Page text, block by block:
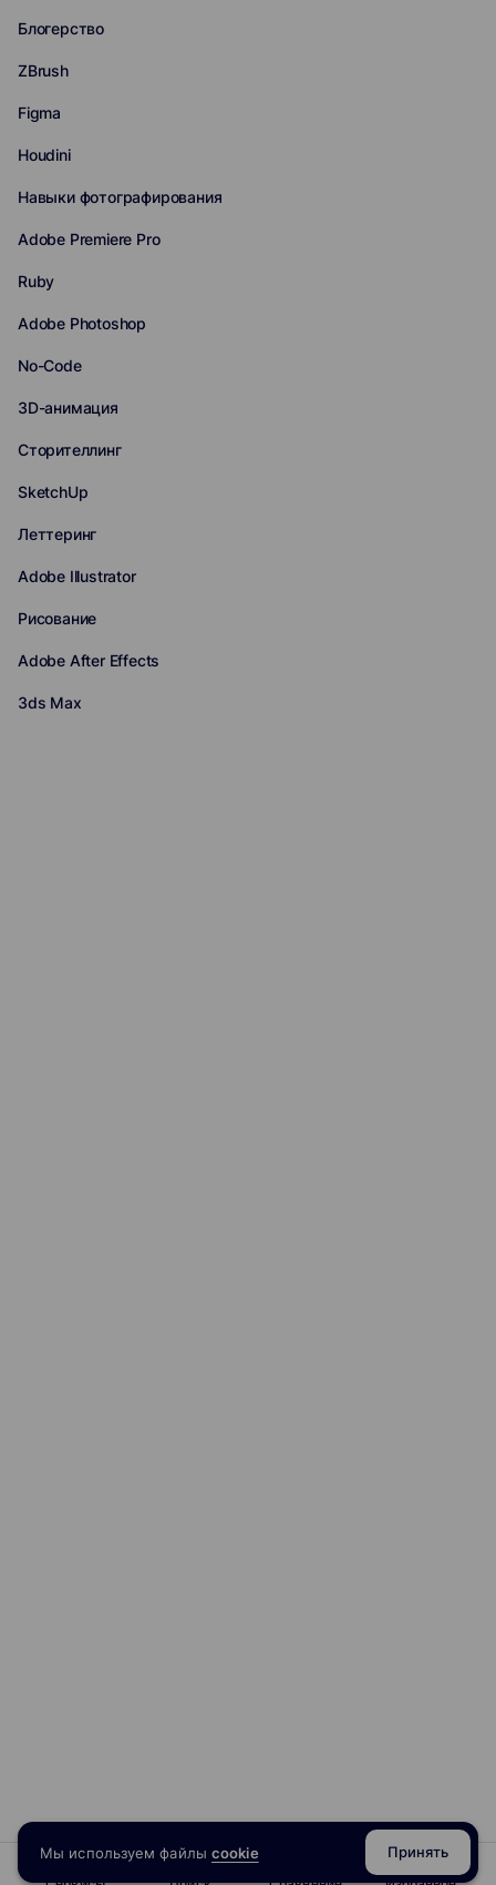
Блогерство
ZBrush
Figma
Houdini
Навыки фотографирования
Adobe Premiere Pro
Ruby
Adobe Photoshop
No-Code
3D-анимация
Сторителлинг
SketchUp
Леттеринг
Adobe Illustrator
Рисование
Adobe After Effects
3ds Max
Мы используем файлы cookie Принять